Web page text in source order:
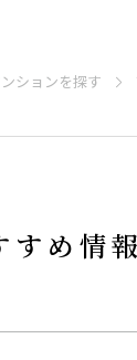
ションを探す
すめ情報